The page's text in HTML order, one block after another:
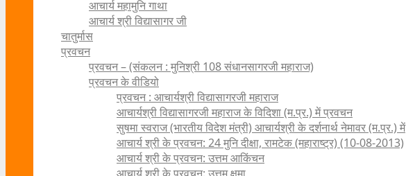
आचार्य महामुनि गाथा
आचार्य श्री विद्यासागर जी
चातुर्मास
प्रवचन
प्रवचन – (संकलन : मुनिश्री 108 संधानसागरजी महाराज)
प्रवचन के वीडियो
प्रवचन : आचार्यश्री ‍विद्यासागरजी महाराज
आचार्यश्री विद्यासागरजी महाराज के विदिशा (म.प्र.) में प्रवचन
सुषमा स्वराज (भारतीय विदेश मंत्री) आचार्यश्री के दर्शनार्थ नेमावर (म.प्र.) में
आचार्य श्री के प्रवचन: 24 मुनि दीक्षा, रामटेक (महाराष्ट्र) (10-08-2013)
आचार्य श्री के प्रवचन: उत्तम आकिंचन